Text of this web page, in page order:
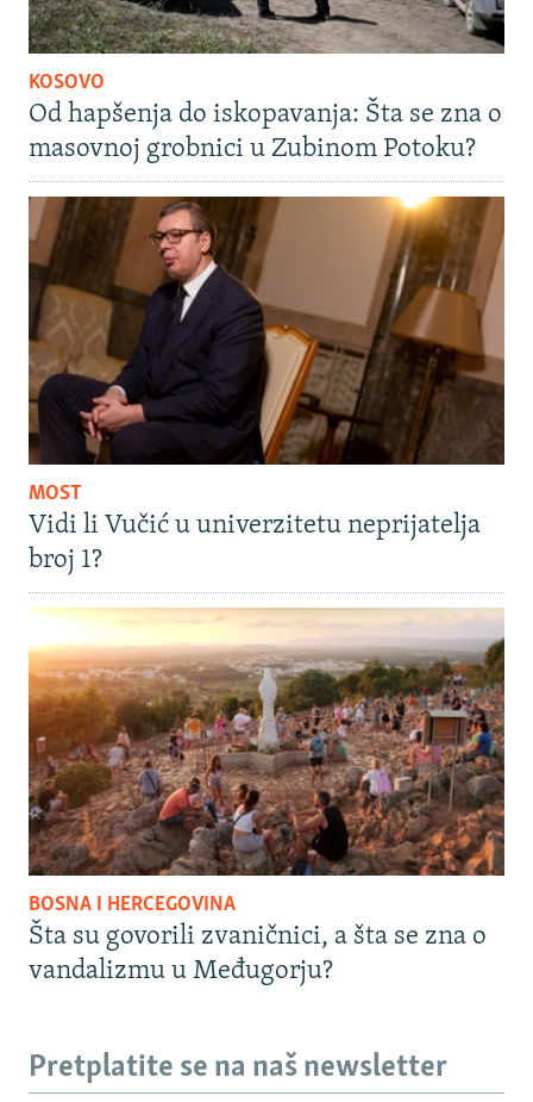
KOSOVO
Od hapšenja do iskopavanja: Šta se zna o
masovnoj grobnici u Zubinom Potoku?
MOST
Vidi li Vučić u univerzitetu neprijatelja
broj 1?
BOSNA I HERCEGOVINA
Šta su govorili zvaničnici, a šta se zna o
vandalizmu u Međugorju?
Pretplatite se na naš newsletter